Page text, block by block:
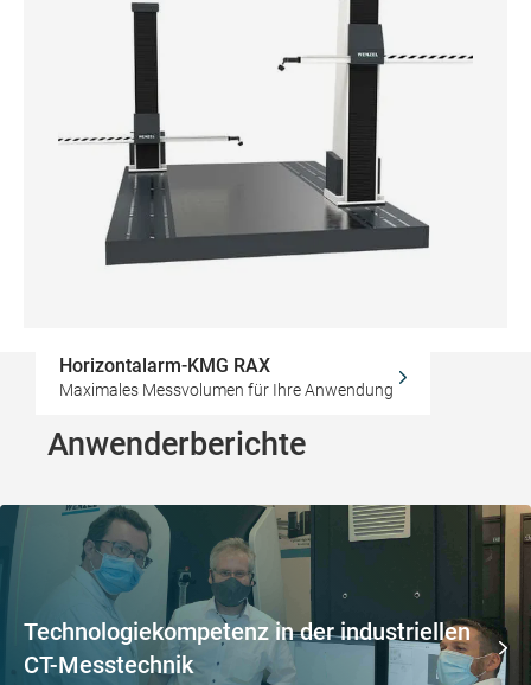
Horizontalarm-KMG RAX
Maximales Messvolumen für Ihre Anwendung
Anwenderberichte
Technologiekompetenz in der industriellen
CT-Messtechnik